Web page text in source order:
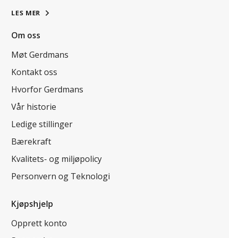
LES MER
Om oss
Møt Gerdmans
Kontakt oss
Hvorfor Gerdmans
Vår historie
Ledige stillinger
Bærekraft
Kvalitets- og miljøpolicy
Personvern og Teknologi
Kjøpshjelp
Opprett konto